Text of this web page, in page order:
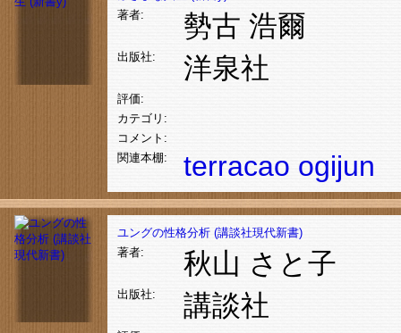
著者:
勢古 浩爾
出版社: 洋泉社
評価:
カテゴリ:
コメント:
関連本棚:
terracao ogijun
ユングの性格分析 (講談社現代新書)
著者:
秋山 さと子
出版社: 講談社